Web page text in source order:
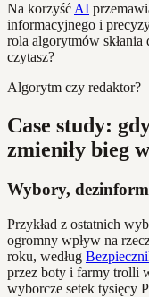
Na korzyśćAI
informacyjnego i
rola algorytmów
czytasz?
Algorytm czy redaktor?
Case study:
zmieniły bieg
Wybory,
Przykład z ostatnich
ogromny wpływ na
roku, według
przez boty i farmy trolli
wyborcze setek tysięcy